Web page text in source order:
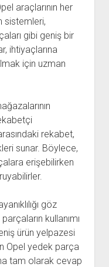
araçlarının her
sistemleri,
gibi geniş bir
ihtiyaçlarına
için uzman
rekabet,
sunar. Böylece,
erişebilirken
göz
kullanımı
ürün yelpazesi
Opel yedek parça
tam olarak cevap